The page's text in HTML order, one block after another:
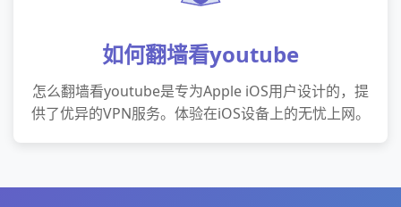
如何翻墙看youtube
怎么翻墙看youtube是专为Apple iOS用户设计的，提
供了优异的VPN服务。体验在iOS设备上的无忧上网。